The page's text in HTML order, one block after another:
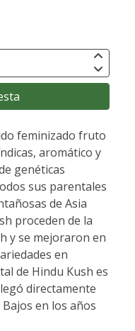
feminizado fruto
aromático y
genéticas
sus parentales
de Asia
proceden de la
y se mejoraron en
en
de Hindu Kush es
directamente
en los años